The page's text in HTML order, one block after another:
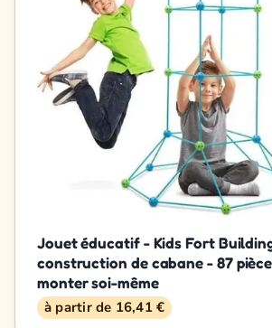
Jouet éducatif - Kids Fort
construction de cabane - 87
monter soi-même
à partir de 16,41 €